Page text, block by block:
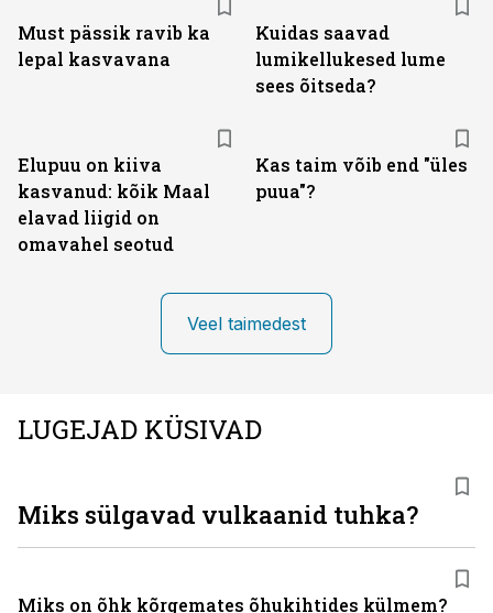
Must pässik ravib ka
lepal kasvavana
Kuidas saavad
lumikellukesed lume
sees õitseda?
Elupuu on kiiva
kasvanud: kõik Maal
elavad liigid on
omavahel seotud
Kas taim võib end "üles
puua"?
Veel taimedest
LUGEJAD KÜSIVAD
Miks sülgavad vulkaanid tuhka?
Miks on õhk kõrgemates õhukihtides külmem?